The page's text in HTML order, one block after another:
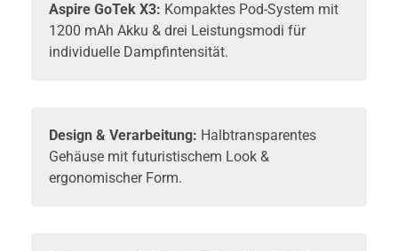
Aspire GoTek X3: Kompaktes Pod-System mit
1200 mAh Akku & drei Leistungsmodi für
individuelle Dampfintensität.
Design & Verarbeitung: Halbtransparentes
Gehäuse mit futuristischem Look &
ergonomischer Form.